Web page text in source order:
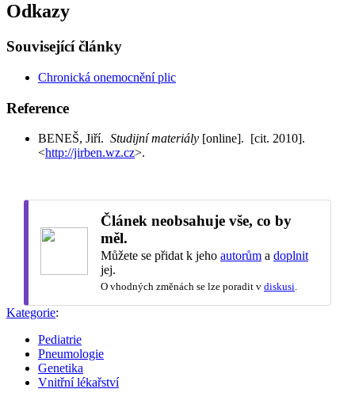
Odkazy
Související články
Chronická onemocnění plic
Reference
BENEŠ, Jiří. Studijní materiály [online]. [cit. 2010].
<http://jirben.wz.cz>.
Článek neobsahuje vše, co by
měl.
Můžete se přidat k jeho autorům a doplnit
jej.
O vhodných změnách se lze poradit v diskusi.
Kategorie:
Pediatrie
Pneumologie
Genetika
Vnitřní lékařství